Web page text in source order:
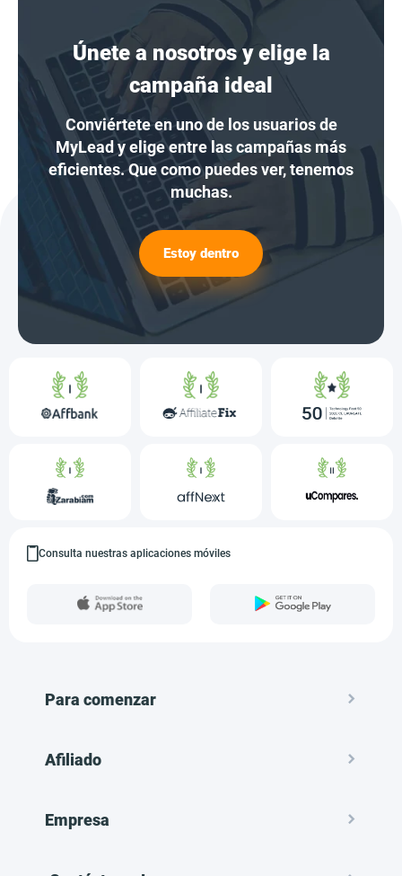
Únete a nosotros y elige la
campaña ideal
Conviértete en uno de los usuarios de
MyLead y elige entre las campañas más
eficientes. Que como puedes ver, tenemos
muchas.
Estoy dentro
Consulta nuestras aplicaciones móviles
Para comenzar
Afiliado
Empresa